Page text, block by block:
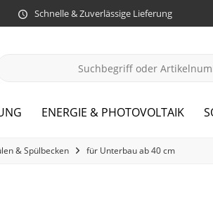
Schnelle & Zuverlässige Lieferung
ENERGIE & PHOTOVOLTAIK
& Spülbecken für Unterbau ab 40 cm